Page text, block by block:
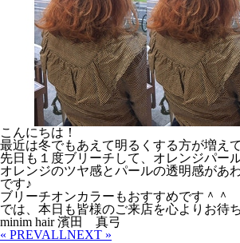
こんにちは！
最近は冬でもあえて明るくする方が増え
先日も１度ブリーチして、オレンジパー
オレンジのツヤ感とパールの透明感があ
です♪
ブリーチオンカラーもおすすめです＾＾
では、本日も皆様のご来店を心よりお待
minim hair 濱田 真弓
« PREVALLNEXT »